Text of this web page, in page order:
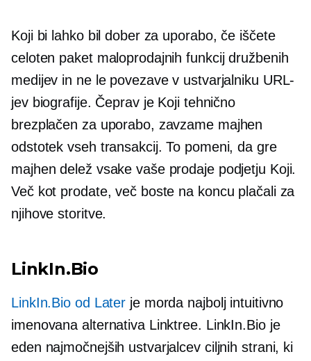
Koji bi lahko bil dober za uporabo, če iščete
celoten paket maloprodajnih funkcij družbenih
medijev in ne le povezave v ustvarjalniku URL-
jev biografije. Čeprav je Koji tehnično
brezplačen za uporabo, zavzame majhen
odstotek vseh transakcij. To pomeni, da gre
majhen delež vsake vaše prodaje podjetju Koji.
Več kot prodate, več boste na koncu plačali za
njihove storitve.
LinkIn.Bio
LinkIn.Bio od Later je morda najbolj intuitivno
imenovana alternativa Linktree. LinkIn.Bio je
eden najmočnejših ustvarjalcev ciljnih strani, ki